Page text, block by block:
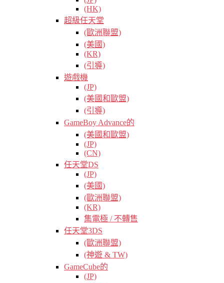
(HK)
超級任天堂
(歐洲聯盟)
(美國)
(KR)
(引導)
遊戲機
(JP)
(美國和歐盟)
(引導)
GameBoy Advance的
(美國和歐盟)
(JP)
(CN)
任天堂DS
(JP)
(美國)
(歐洲聯盟)
(KR)
集電極 / 不轉售
任天堂3DS
(歐洲聯盟)
(神遊 & TW)
GameCube的
(JP)